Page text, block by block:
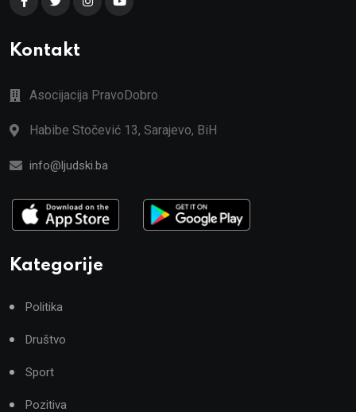
Kontakt
Asocijacija PravoDobro
Habibe Stočević 13, Sarajevo, BiH
info@ljudski.ba
Kategorije
Politika
Društvo
Sport
Pozitiva